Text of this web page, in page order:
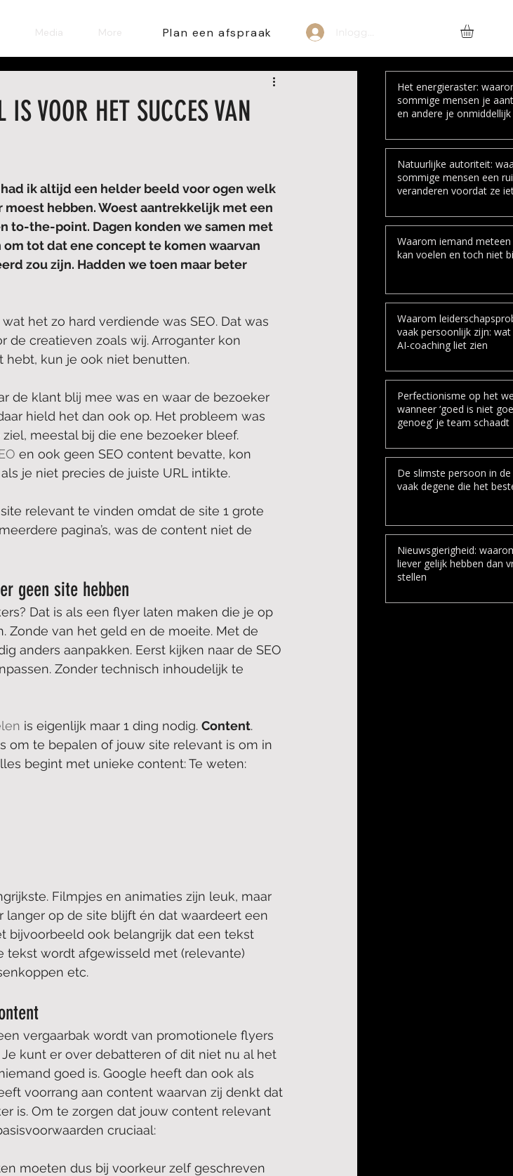
Media More Plan een afspraak Inloggen
IS VOOR HET SUCCES VAN
ik altijd een helder beeld voor ogen welk
hebben. Woest aantrekkelijk met een
to-the-point. Dagen konden we samen met
tot dat ene concept te komen waarvan
zou zijn. Hadden we toen maar beter
het zo hard verdiende was SEO. Dat was
de creatieven zoals wij. Arroganter kon
hebt, kun je ook niet benutten.
de klant blij mee was en waar de bezoeker
hield het dan ook op. Het probleem was
meestal bij die ene bezoeker bleef.
en ook geen SEO content bevatte, kon
je niet precies de juiste URL intikte.
relevant te vinden omdat de site 1 grote
pagina’s, was de content niet de
geen site hebben
Dat is als een flyer laten maken die je op
Zonde van het geld en de moeite. Met de
anders aanpakken. Eerst kijken naar de SEO
Zonder technisch inhoudelijk te
is eigenlijk maar 1 ding nodig. Content.
om te bepalen of jouw site relevant is om in
begint met unieke content: Te weten:
Filmpjes en animaties zijn leuk, maar
op de site blijft én dat waardeert een
bijvoorbeeld ook belangrijk dat een tekst
tekst wordt afgewisseld met (relevante)
etc.
vergaarbak wordt van promotionele flyers
kunt er over debatteren of dit niet nu al het
goed is. Google heeft dan ook als
voorrang aan content waarvan zij denkt dat
is. Om te zorgen dat jouw content relevant
cruciaal:
moeten dus bij voorkeur zelf geschreven
Het energieraster:
sommige mensen je
en andere je
Natuurlijke autoriteit:
sommige mensen een
veranderen voordat ze
Waarom iemand
kan voelen en toch niet
Waarom
vaak persoonlijk zijn:
AI-coaching liet zien
Perfectionisme op het
wanneer ‘goed is niet
genoeg’ je team schaadt
De slimste persoon in de
vaak degene die het
Nieuwsgierigheid:
liever gelijk hebben dan
stellen